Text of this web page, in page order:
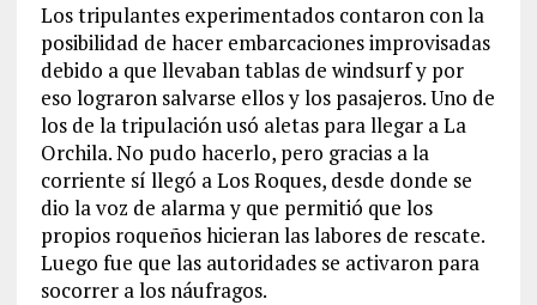
Los tripulantes experimentados contaron con la
posibilidad de hacer embarcaciones improvisadas
debido a que llevaban tablas de windsurf y por
eso lograron salvarse ellos y los pasajeros. Uno de
los de la tripulación usó aletas para llegar a La
Orchila. No pudo hacerlo, pero gracias a la
corriente sí llegó a Los Roques, desde donde se
dio la voz de alarma y que permitió que los
propios roqueños hicieran las labores de rescate.
Luego fue que las autoridades se activaron para
socorrer a los náufragos.